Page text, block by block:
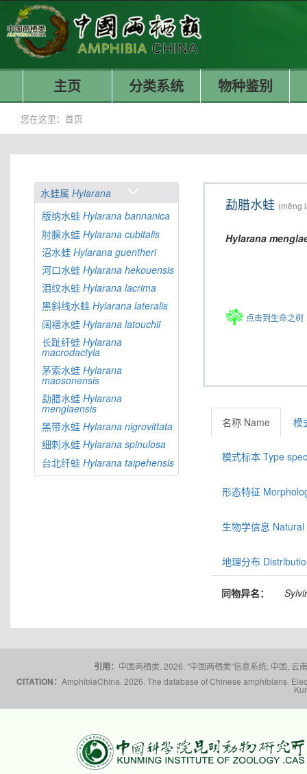
主页 分类系统 物种鉴别
您在这里： 首页
水蛙属 Hylarana
版纳水蛙 Hylarana bannanica
肘腺水蛙 Hylarana cubitalis
沼水蛙 Hylarana guentheri
河口水蛙 Hylarana hekouensis
泪纹水蛙 Hylarana lacrima
黑斜线水蛙 Hylarana lateralis
阔褶水蛙 Hylarana latouchii
长趾纤蛙 Hylarana
macrodactyla
茅索水蛙 Hylarana
maosonensis
勐腊水蛙 Hylarana
menglaensis
黑带水蛙 Hylarana nigrovittata
细刺水蛙 Hylarana spinulosa
台北纤蛙 Hylarana taipehensis
勐腊水蛙 (měng
Hylarana
点击到生命之树
名称 Name 模
模式标本 Type
形态特征
生物学信息
地理分布
同物异名：
引用： 中国两栖类. 2026. “中国两栖类”信息系统. 中国,
CITATION： AmphibiaChina. 2026. The database of Chinese amphibians.